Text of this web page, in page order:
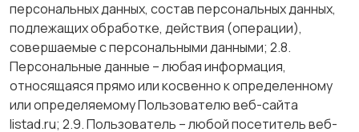
персональных данных, состав персональных данных,
подлежащих обработке, действия (операции),
совершаемые с персональными данными; 2.8.
Персональные данные – любая информация,
относящаяся прямо или косвенно к определенному
или определяемому Пользователю веб-сайта
listad.ru; 2.9. Пользователь – любой посетитель веб-